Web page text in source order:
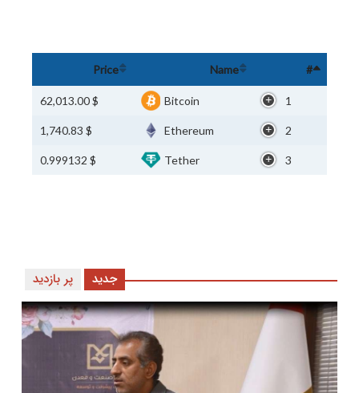
#
Name
Price
1
Bitcoin
$ 62,013.00
2
Ethereum
$ 1,740.83
3
Tether
$ 0.999132
پر بازدید جدید